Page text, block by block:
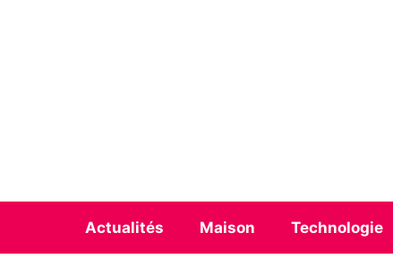
Actualités Maison Technologie